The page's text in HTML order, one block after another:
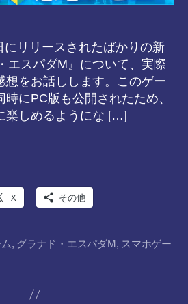
にリリースされたばかりの新
エスパダM』について、実際
想をお話しします。このゲー
にPC版も公開されたため、
楽しめるようにな […]
X その他
, グラナド・エスパダM, スマホゲー